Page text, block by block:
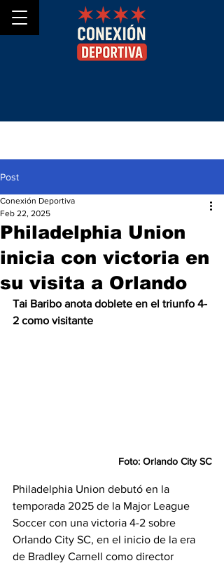
Post
Philadelphia Union
inicia con victoria en
su visita a Orlando
Conexión Deportiva
Feb 22, 2025
Tai Baribo anota doblete en el triunfo 4-
2 como visitante
Foto: Orlando City SC
Philadelphia Union debutó en la
temporada 2025 de la Major League
Soccer con una victoria 4-2 sobre
Orlando City SC, en el inicio de la era
de Bradley Carnell como director